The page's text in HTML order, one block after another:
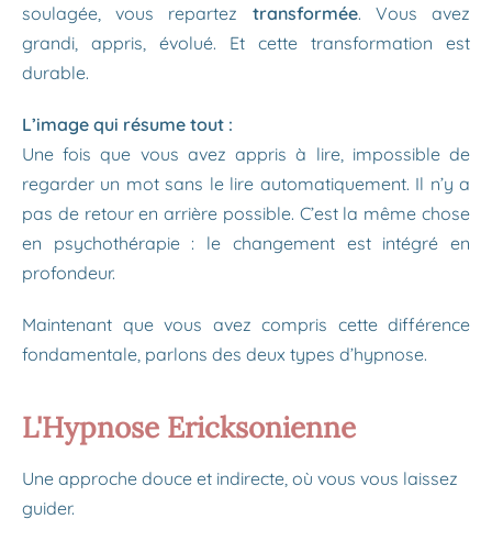
soulagée, vous repartez transformée. Vous avez
grandi, appris, évolué. Et cette transformation est
durable.
L’image qui résume tout :
Une fois que vous avez appris à lire, impossible de
regarder un mot sans le lire automatiquement. Il n’y a
pas de retour en arrière possible. C’est la même chose
en psychothérapie : le changement est intégré en
profondeur.
Maintenant que vous avez compris cette différence
fondamentale, parlons des deux types d’hypnose.
L'Hypnose Ericksonienne
Une approche douce et indirecte, où vous vous laissez
guider.